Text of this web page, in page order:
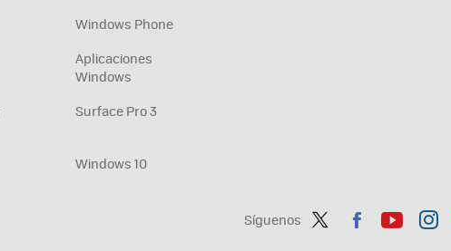
Síguenos
Windows Phone
Aplicaciones
Windows
Surface Pro 3
Windows 10